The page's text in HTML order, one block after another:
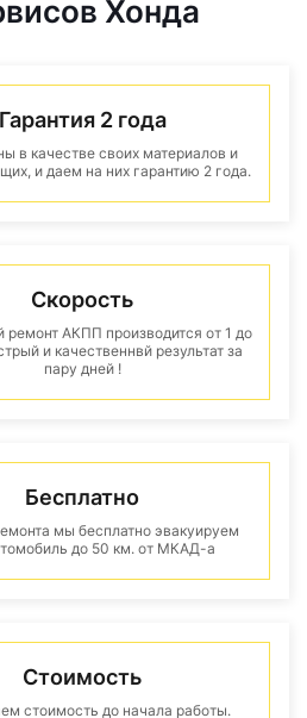
Хонда
Гарантия 2 года
в качестве своих материалов и
и даем на них гарантию 2 года.
Скорость
ремонт АКПП производится от 1 до
и качественнвй результат за
пару дней !
Бесплатно
мы бесплатно эвакуируем
до 50 км. от МКАД-а
Стоимость
стоимость до начала работы.